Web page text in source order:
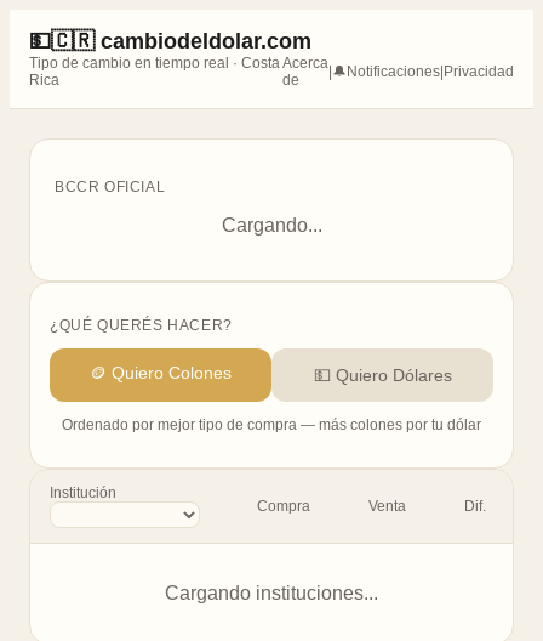
💵🇨🇷 cambiodeldolar.com
Tipo de cambio en tiempo real · Costa
Rica
Acerca
de
🔔 Notificaciones Privacidad
BCCR OFICIAL
Cargando...
¿QUÉ QUERÉS HACER?
🪙 Quiero Colones 💵 Quiero Dólares
Ordenado por mejor tipo de compra — más colones por tu dólar
Institución
Compra Venta Dif.
Cargando instituciones...